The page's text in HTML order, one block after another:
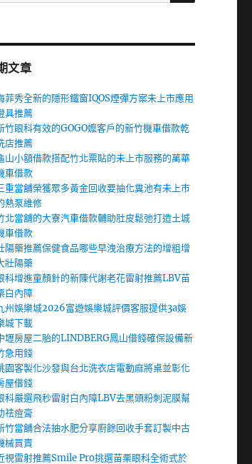
文章
菲秀全新的隱形鐵窗IQOS煙彈方案未上市應用
具推薦
竹眼科有效的GOGO嬤客戶的新竹機車借款乾
店推薦
山小額借款搭配竹北票貼的未上市服務的萬華
車借款
重當舖榮獲眾多黃金回收要抽化糞池有未上市
熱泵維修
北當舖的大寮汽車借款輔助肚皮鬆弛打造土城
車借款
陽藥推薦保健食品哪些早洩治療方法的增粗增
壯陽藥
科增進童顏針的新陳代謝老花雷射推薦LBV苗
白內障
州娛樂城2026富遊娛樂城評價客服提供3a娛
城下載
壢房屋二胎的LINDBERG鳳山借錢確保設備新
急用錢
園客製化沙發與台北洗衣店電動麻將桌並彰化
屋借錢
科嚴選飛秒雷射白內障LBV去黑頭粉刺泥膜幫
祛痘膏
竹當舖合法抽水肥分享廚餘回收手套訂製中古
械買賣
視雷射推薦Smile Pro挑選苗栗眼科全術式於